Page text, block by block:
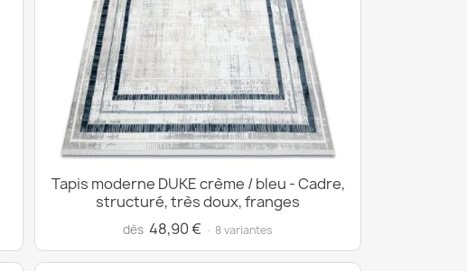
Tapis moderne DUKE crème / bleu - Cadre,
structuré, très doux, franges
dès 48,90 € · 8 variantes